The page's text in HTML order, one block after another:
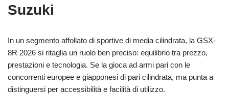
Suzuki
In un segmento affollato di sportive di media cilindrata, la GSX-
8R 2026 si ritaglia un ruolo ben preciso: equilibrio tra prezzo,
prestazioni e tecnologia. Se la gioca ad armi pari con le
concorrenti europee e giapponesi di pari cilindrata, ma punta a
distinguersi per accessibilità e facilità di utilizzo.